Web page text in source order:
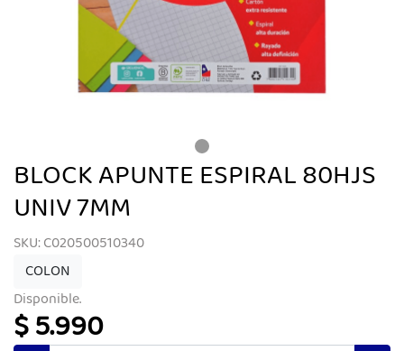
BLOCK APUNTE ESPIRAL 80HJS
UNIV 7MM
SKU: C020500510340
COLON
Disponible.
$ 5.990